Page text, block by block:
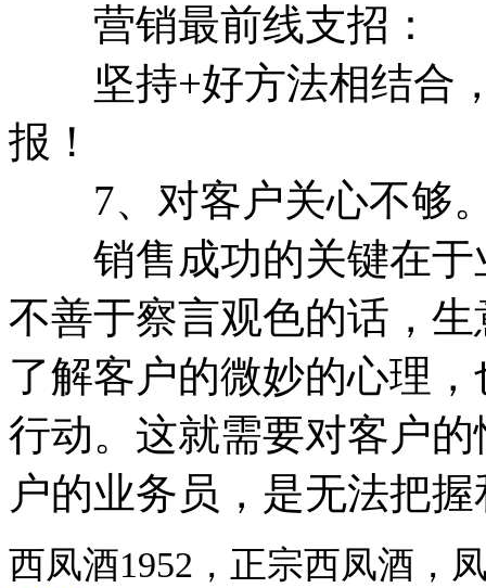
营销最前线支招：
坚持+好方法相结合，
报！
7、对客户关心不够
销售成功的关键在于
不善于察言观色的话，
了解客户的微妙的心理
行动。这就需要对客户
户的业务员，是无法把
西凤酒1952，正宗西凤酒